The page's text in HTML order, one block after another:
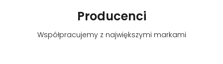
Producenci
Współpracujemy z największymi markami